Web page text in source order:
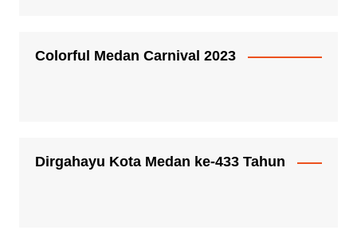
Colorful Medan Carnival 2023
Dirgahayu Kota Medan ke-433 Tahun